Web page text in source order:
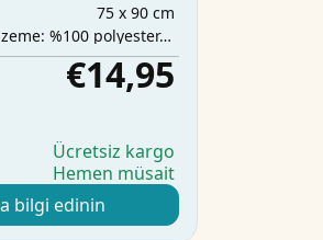
75 x 90 cm
Üst ve alt malzeme: %100 polyester, orta katman: %100 poliüretan, emici katman: %100 polyester
€14,95
Ücretsiz kargo
Hemen müsait
bilgi edinin